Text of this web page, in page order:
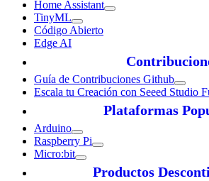
Home Assistant
TinyML
Código Abierto
Edge AI
Guía de Contribuciones Github
Escala tu Creación con Seeed Studio
Plataformas
Arduino
Raspberry Pi
Micro:bit
Productos